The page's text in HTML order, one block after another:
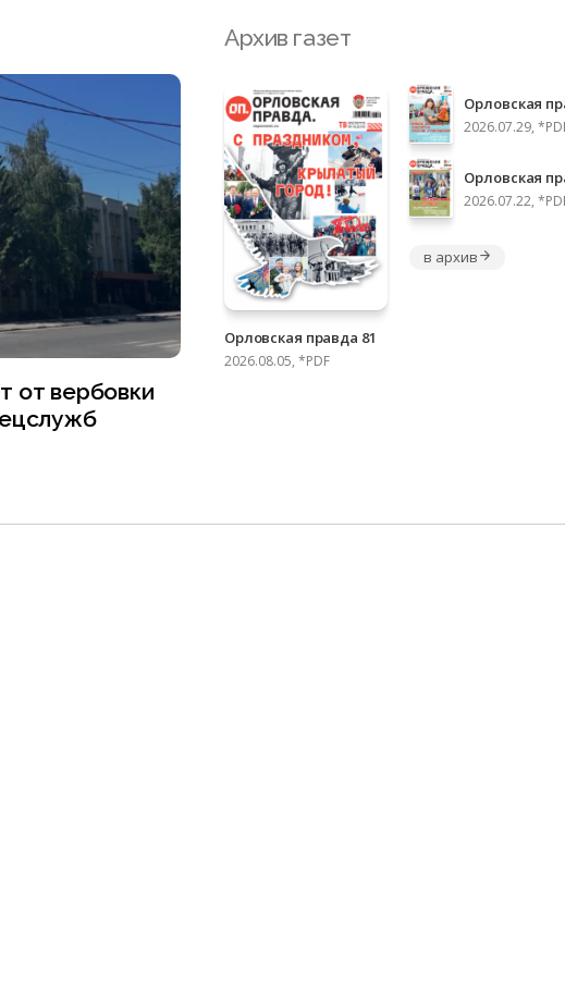
от вербовки
Архив газет
Орловская правда 81
2026.08.05, *PDF
Орловская
2026.07.29,
Орловская
2026.07.22,
в архив